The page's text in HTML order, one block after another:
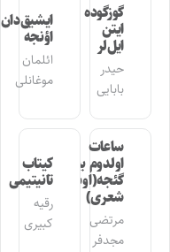
گوزگوده
ایتن
ایل‌لر
حیدر
بابایی
ایشیق‌دان
اؤنجه
ائلمان
موغانلی
ساعات
اولدوم بیر
گئجه(اوشاق
شعری)
مرتضی
مجدفر
کیتاب
تانیتیمی
رقیه
کبیری